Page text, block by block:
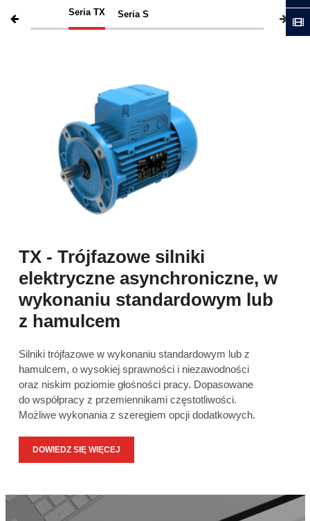
TX - Trójfazowe silniki
elektryczne asynchroniczne, w
wykonaniu standardowym lub
z hamulcem
Silniki trójfazowe w wykonaniu standardowym lub z
hamulcem, o wysokiej sprawności i niezawodności
oraz niskim poziomie głośności pracy. Dopasowane
do współpracy z przemiennikami częstotliwości.
Możliwe wykonania z szeregiem opcji dodatkowych.
DOWIEDZ SIĘ WIĘCEJ
Seria TX Seria S